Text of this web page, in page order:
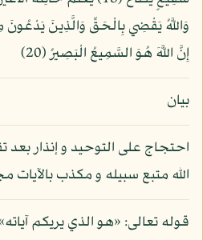
وَاللَّهُ يَقْضِي بِالْحَقِّ وَالَّذِينَ
إِنَّ اللَّهَ هُوَ السَّمِيعُ الْبَصِيرُ (20)
بيان
احتجاج على التوحيد و إنذار
الله متبع سبيله و مكذب بالآيات
قوله تعالى: «هو الذي يريكم